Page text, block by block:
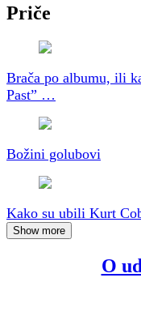
Priče
Brača po albumu, ili
Past” …
Božini golubovi
Kako su ubili Kurt
Show more
O